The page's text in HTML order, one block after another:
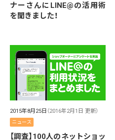
ナーさんにLINE@の活用術
を聞きました！
2015年8月25日 （2016年2月1日 更新）
ニュース
【調査】100人のネットショッ